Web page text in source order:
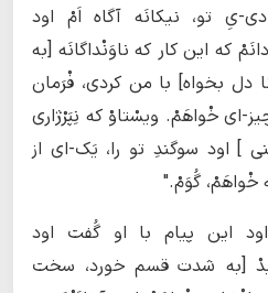
یِ تو، نیکانَه آگاه اَمْ اود
که این کار که ناوَنْداگانَه [به
دل بخواه] با من کردی، فْرَمان
ای خْواهَمْ. ویسْتاوْ که نِپَرْژاری
] اود سوگندِ تو را، یَک-ای از
خْواهَمْ، گُوَمْ."
این پیام با او گُفت اود
[به شدت قسم خورد، سخت